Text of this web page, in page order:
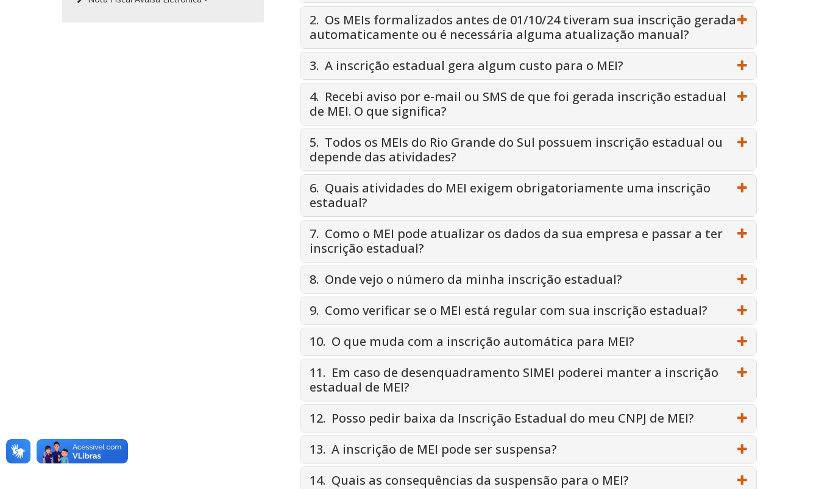
2. Os MEIs formalizados antes de 01/10/24 tiveram sua inscrição gerada
automaticamente ou é necessária alguma atualização manual?
3. A inscrição estadual gera algum custo para o MEI?
4. Recebi aviso por e-mail ou SMS de que foi gerada inscrição estadual
de MEI. O que significa?
5. Todos os MEIs do Rio Grande do Sul possuem inscrição estadual ou
depende das atividades?
6. Quais atividades do MEI exigem obrigatoriamente uma inscrição
estadual?
7. Como o MEI pode atualizar os dados da sua empresa e passar a ter
inscrição estadual?
8. Onde vejo o número da minha inscrição estadual?
9. Como verificar se o MEI está regular com sua inscrição estadual?
10. O que muda com a inscrição automática para MEI?
11. Em caso de desenquadramento SIMEI poderei manter a inscrição
estadual de MEI?
12. Posso pedir baixa da Inscrição Estadual do meu CNPJ de MEI?
13. A inscrição de MEI pode ser suspensa?
14. Quais as consequências da suspensão para o MEI?